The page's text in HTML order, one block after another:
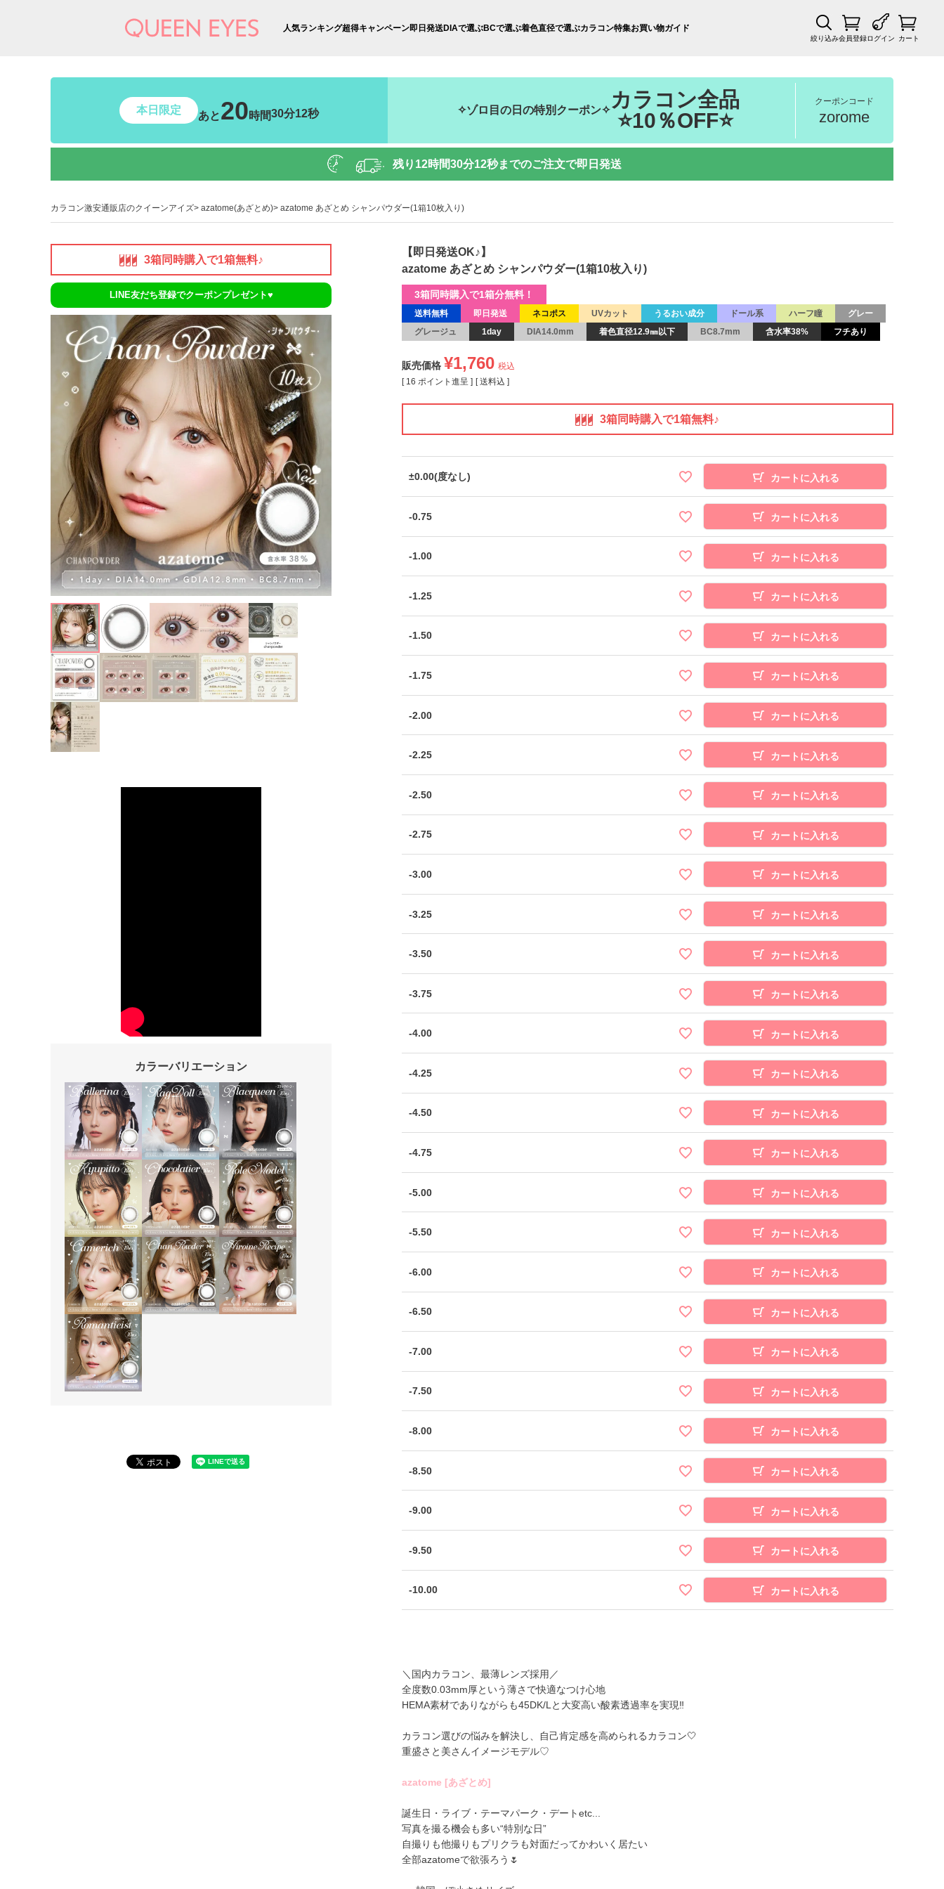
人気ランキング超得キャンペーン即日発送DIAで選ぶBCで選ぶ着色直径で選ぶカラコン特集お買い物ガイド
絞り込み会員登録ログイン カート
本日限定 あと20時間30分10秒 ✧ゾロ目の日の特別クーポン✧ カラコン全品
⭐10％OFF⭐
クーポンコード
zorome
残り 12時間30分10秒までのご注文で即日発送
カラコン激安通販店のクイーンアイズ azatome(あざとめ) azatome あざとめ シャンパウダー(1箱10枚入り)
3箱同時購入で1箱無料♪
LINE友だち登録でクーポンプレゼント♥
カラーバリエーション
【即日発送OK♪】
azatome あざとめ シャンパウダー(1箱10枚入り)
送料無料 即日発送 ネコポス UVカット うるおい成分 ドール系 ハーフ瞳
グレー
グレージュ
1day DIA14.0mm 着色直径12.9㎜以下 BC8.7mm 含水率38% フチあり
3箱同時購入で1箱分無料！
販売価格 ¥1,760 税込
[ 16 ポイント進呈 ] 送料込
3箱同時購入で1箱無料♪
±0.00(度なし) カートに入れる
-0.75 カートに入れる
-1.00 カートに入れる
-1.25 カートに入れる
-1.50 カートに入れる
-1.75 カートに入れる
-2.00 カートに入れる
-2.25 カートに入れる
-2.50 カートに入れる
-2.75 カートに入れる
-3.00 カートに入れる
-3.25 カートに入れる
-3.50 カートに入れる
-3.75 カートに入れる
-4.00 カートに入れる
-4.25 カートに入れる
-4.50 カートに入れる
-4.75 カートに入れる
-5.00 カートに入れる
-5.50 カートに入れる
-6.00 カートに入れる
-6.50 カートに入れる
-7.00 カートに入れる
-7.50 カートに入れる
-8.00 カートに入れる
-8.50 カートに入れる
-9.00 カートに入れる
-9.50 カートに入れる
-10.00 カートに入れる
＼国内カラコン、最薄レンズ採用／
全度数0.03mm厚という薄さで快適なつけ心地
HEMA素材でありながらも45DK/Lと大変高い酸素透過率を実現‼
カラコン選びの悩みを解決し、自己肯定感を高められるカラコン🤍
重盛さと美さんイメージモデル♡
azatome [あざとめ]
誕生日・ライブ・テーマパーク・デートetc...
写真を撮る機会も多い“特別な日”
自撮りも他撮りもプリクラも対面だってかわいく居たい
全部azatomeで欲張ろう🌷